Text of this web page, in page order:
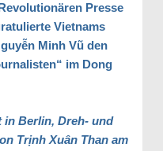
Presse
Vietnams
Minh Vũ den
im Dong
in Berlin, Dreh- und
Trịnh Xuân Than am